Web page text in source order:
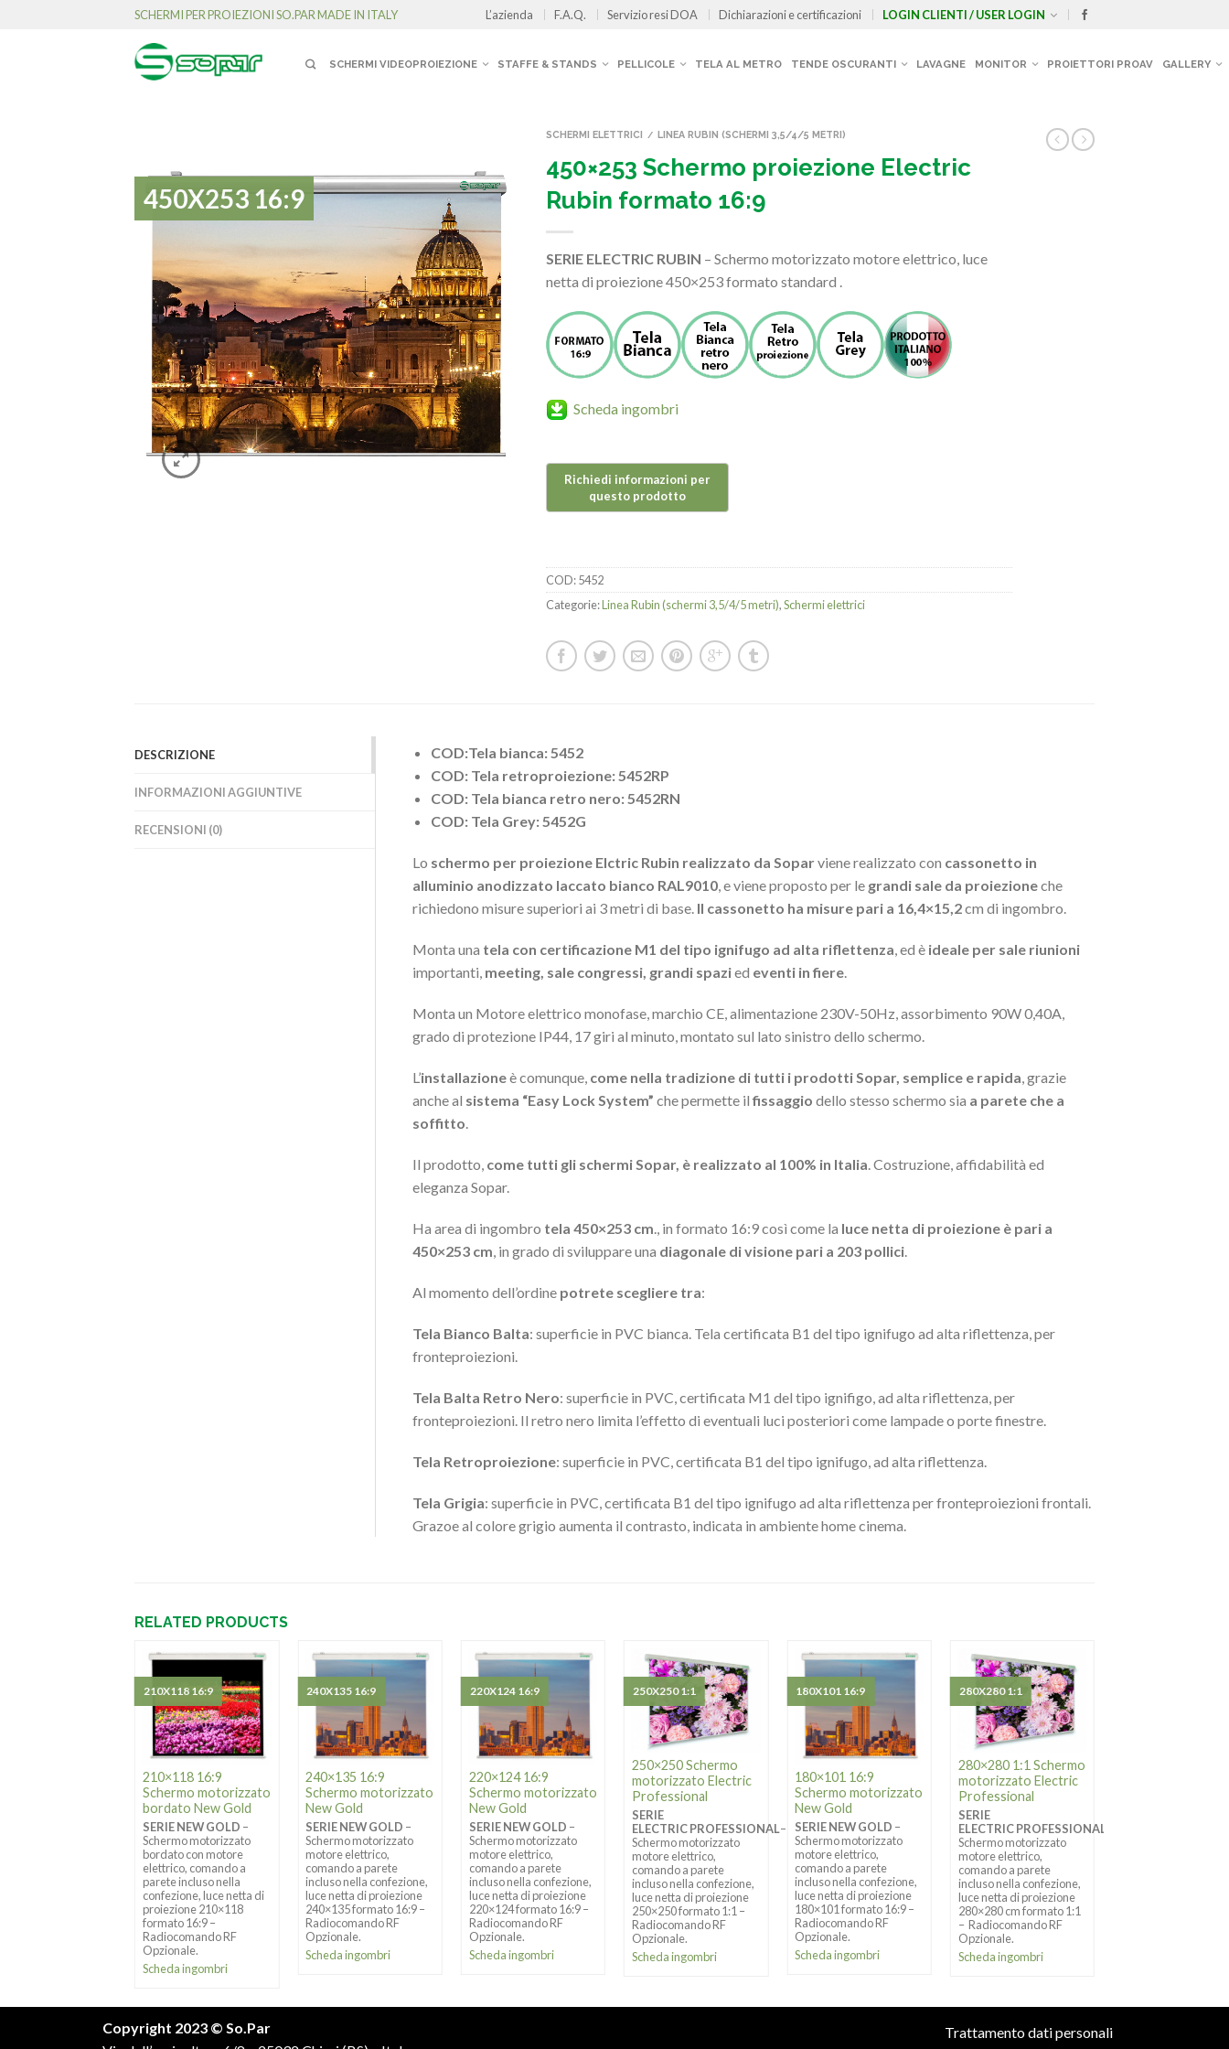
SCHERMI PER PROIEZIONI SO.PAR MADE IN ITALY L’azienda F.A.Q. Servizio resi DOA Dichiarazioni e certificazioni LOGIN CLIENTI / USER LOGIN
SCHERMI VIDEOPROIEZIONE STAFFE & STANDS PELLICOLE TELA AL METRO TENDE OSCURANTI LAVAGNE MONITOR PROIETTORI PROAV GALLERY
450X253 16:9
SCHERMI ELETTRICI / LINEA RUBIN (SCHERMI 3,5/4/5 METRI)
450×253 Schermo proiezione Electric
Rubin formato 16:9
SERIE ELECTRIC RUBIN – Schermo motorizzato motore elettrico, luce
netta di proiezione 450×253 formato standard .
Scheda ingombri
COD:5452
Categorie:Linea Rubin (schermi 3,5/4/5 metri),Schermi elettrici
DESCRIZIONE
INFORMAZIONI AGGIUNTIVE
RECENSIONI (0)
COD:Tela bianca: 5452
COD: Tela retroproiezione: 5452RP
COD: Tela bianca retro nero: 5452RN
COD: Tela Grey: 5452G
Lo schermo per proiezione Elctric Rubin realizzato da Soparviene realizzato con cassonetto in
alluminio anodizzato laccato bianco RAL9010, e viene proposto per le grandi sale da proiezioneche
richiedono misure superiori ai 3 metri di base. Il cassonetto ha misure pari a 16,4×15,2cm di ingombro.
Monta una tela con certificazione M1 del tipo ignifugo ad alta riflettenza, ed èideale per sale riunioni
importanti, meeting, sale congressi, grandi spazied eventi in fiere.
Monta un Motore elettrico monofase, marchio CE, alimentazione 230V-50Hz, assorbimento 90W 0,40A,
grado di protezione IP44, 17 giri al minuto, montato sul lato sinistro dello schermo.
L’installazioneè comunque, come nella tradizione di tutti i prodotti Sopar, semplice e rapida, grazie
anche al sistema “Easy Lock System” che permette ilfissaggio dello stesso schermo sia a parete che a
soffitto.
Il prodotto, come tutti gli schermi Sopar, è realizzato al 100% in Italia. Costruzione, affidabilità ed
eleganza Sopar.
Ha area di ingombro tela 450×253 cm., in formato 16:9 così come la luce netta di proiezione è pari a
450×253 cm, in grado di sviluppare una diagonale di visione pari a 203 pollici.
Al momento dell’ordine potrete scegliere tra:
Tela Bianco Balta: superficie in PVC bianca. Tela certificata B1 del tipo ignifugo ad alta riflettenza, per
fronteproiezioni.
Tela Balta Retro Nero: superficie in PVC, certificata M1 del tipo ignifigo, ad alta riflettenza, per
fronteproiezioni. Il retro nero limita l’effetto di eventuali luci posteriori come lampade o porte finestre.
Tela Retroproiezione: superficie in PVC, certificata B1 del tipo ignifugo, ad alta riflettenza.
Tela Grigia: superficie in PVC, certificata B1 del tipo ignifugo ad alta riflettenza per fronteproiezioni frontali.
Grazoe al colore grigio aumenta il contrasto, indicata in ambiente home cinema.
RELATED PRODUCTS
210×118 16:9
Schermo motorizzato
bordato New Gold
SERIE NEW GOLD –
Schermo motorizzato
bordato con motore
elettrico, comando a
parete incluso nella
confezione, luce netta di
proiezione 210×118
formato 16:9 –
Radiocomando RF
Opzionale.
Scheda ingombri
210X118 16:9
240×135 16:9
Schermo motorizzato
New Gold
SERIE NEW GOLD –
Schermo motorizzato
motore elettrico,
comando a parete
incluso nella confezione,
luce netta di proiezione
240×135 formato 16:9 –
Radiocomando RF
Opzionale.
Scheda ingombri
240X135 16:9
220×124 16:9
Schermo motorizzato
New Gold
SERIE NEW GOLD –
Schermo motorizzato
motore elettrico,
comando a parete
incluso nella confezione,
luce netta di proiezione
220×124 formato 16:9 –
Radiocomando RF
Opzionale.
Scheda ingombri
220X124 16:9
250×250 Schermo
motorizzato Electric
Professional
SERIE
ELECTRIC PROFESSIONAL–
Schermo motorizzato
motore elettrico,
comando a parete
incluso nella confezione,
luce netta di proiezione
250×250 formato 1:1 –
Radiocomando RF
Opzionale.
Scheda ingombri
250X250 1:1
180×101 16:9
Schermo motorizzato
New Gold
SERIE NEW GOLD –
Schermo motorizzato
motore elettrico,
comando a parete
incluso nella confezione,
luce netta di proiezione
180×101 formato 16:9 –
Radiocomando RF
Opzionale.
Scheda ingombri
180X101 16:9
280×280 1:1 Schermo
motorizzato Electric
Professional
SERIE
ELECTRIC PROFESSIONAL
Schermo motorizzato
motore elettrico,
comando a parete
incluso nella confezione,
luce netta di proiezione
280×280 cm formato 1:1
– Radiocomando RF
Opzionale.
Scheda ingombri
280X280 1:1
Copyright 2023 © So.Par
Trattamento dati personali